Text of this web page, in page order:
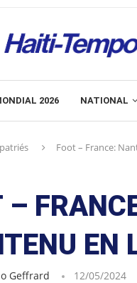
2026 NATIONAL
Foot – France:
–
EN
Geffrard 12/05/2024